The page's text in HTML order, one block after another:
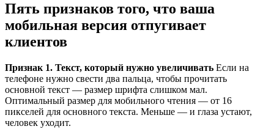
Пять признаков того, что ваша
мобильная версия отпугивает
клиентов
Признак 1. Текст, который нужно увеличивать Если на
телефоне нужно свести два пальца, чтобы прочитать
основной текст — размер шрифта слишком мал.
Оптимальный размер для мобильного чтения — от 16
пикселей для основного текста. Меньше — и глаза устают,
человек уходит.